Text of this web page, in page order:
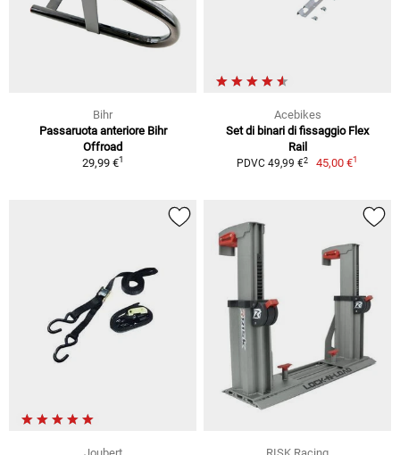
Bihr
Passaruota anteriore Bihr
Offroad
29,99 €1
Acebikes
Set di binari di fissaggio Flex
Rail
PDVC 49,99 €2 45,00 €1